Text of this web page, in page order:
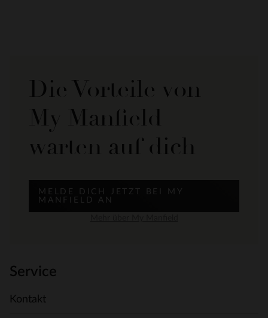
Die Vorteile von
My Manfield
warten auf dich
MELDE DICH JETZT BEI MY
MANFIELD AN
Service
Kontakt